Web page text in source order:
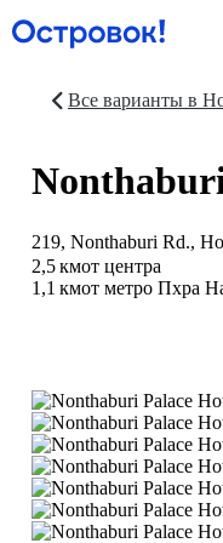
Все варианты в
219, Nonthaburi Rd.,
2,5 кмот центра
1,1 кмот метро Пхра